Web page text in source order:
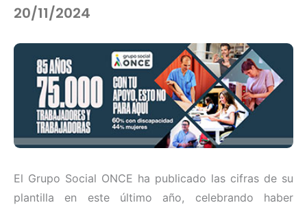
20/11/2024
El Grupo Social ONCE ha publicado las cifras de su
plantilla en este último año, celebrando haber